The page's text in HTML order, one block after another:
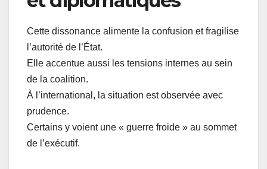
Cette dissonance alimente la confusion et fragilise
l’autorité de l’État.
Elle accentue aussi les tensions internes au sein
de la coalition.
À l’international, la situation est observée avec
prudence.
Certains y voient une « guerre froide » au sommet
de l’exécutif.